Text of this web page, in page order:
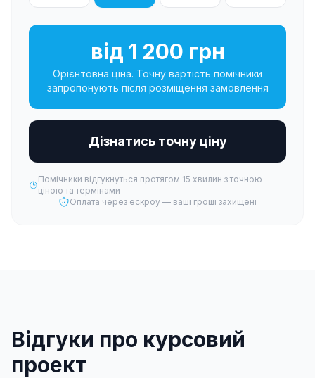
від 1 200 грн
Орієнтовна ціна. Точну вартість помічники
запропонують після розміщення замовлення
Дізнатись точну ціну
Помічники відгукнуться протягом 15 хвилин з точною
ціною та термінами
Оплата через ескроу — ваші гроші захищені
Відгуки про курсовий
проект